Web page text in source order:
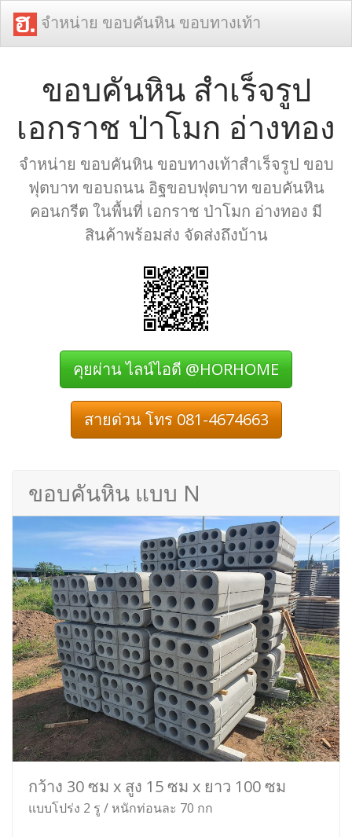
จำหน่าย ขอบคันหิน ขอบทางเท้า
ขอบคันหิน สำเร็จรูป
เอกราช ป่าโมก อ่างทอง
จำหน่าย ขอบคันหิน ขอบทางเท้าสำเร็จรูป ขอบ
ฟุตบาท ขอบถนน อิฐขอบฟุตบาท ขอบคันหิน
คอนกรีต ในพื้นที่ เอกราช ป่าโมก อ่างทอง มี
สินค้าพร้อมส่ง จัดส่งถึงบ้าน
คุยผ่าน ไลน์ไอดี @HORHOME
สายด่วน โทร 081-4674663
ขอบคันหิน แบบ N
กว้าง 30 ซม x สูง 15 ซม x ยาว 100 ซม
แบบโปร่ง 2 รู / หนักท่อนละ 70 กก